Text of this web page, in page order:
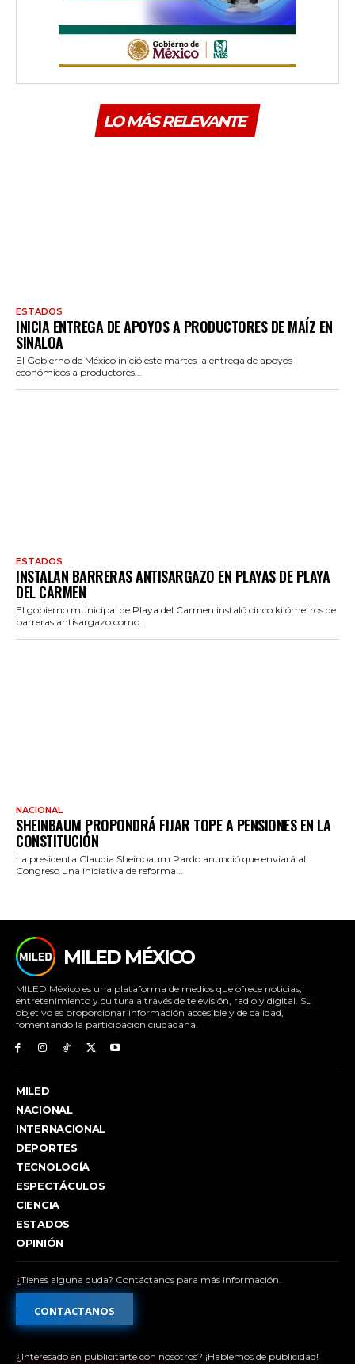
LO MÁS RELEVANTE
ESTADOS
INICIA ENTREGA DE APOYOS A PRODUCTORES DE MAÍZ EN
SINALOA
El Gobierno de México inició este martes la entrega de apoyos
económicos a productores...
ESTADOS
INSTALAN BARRERAS ANTISARGAZO EN PLAYAS DE PLAYA
DEL CARMEN
El gobierno municipal de Playa del Carmen instaló cinco kilómetros de
barreras antisargazo como...
NACIONAL
SHEINBAUM PROPONDRÁ FIJAR TOPE A PENSIONES EN LA
CONSTITUCIÓN
La presidenta Claudia Sheinbaum Pardo anunció que enviará al
Congreso una iniciativa de reforma...
MILED MÉXICO
MILED México es una plataforma de medios que ofrece noticias,
entretenimiento y cultura a través de televisión, radio y digital. Su
objetivo es proporcionar información accesible y de calidad,
fomentando la participación ciudadana.
MILED
NACIONAL
INTERNACIONAL
DEPORTES
TECNOLOGÍA
ESPECTÁCULOS
CIENCIA
ESTADOS
OPINIÓN
¿Tienes alguna duda? Contáctanos para más información.
CONTACTANOS
¿Interesado en publicitarte con nosotros? ¡Hablemos de publicidad!